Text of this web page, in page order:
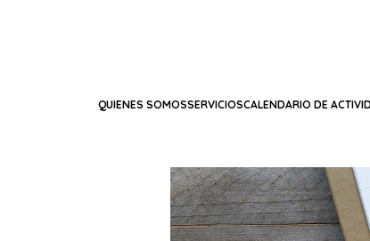
QUIENES SOMOSSERVICIOSCALENDARIO DE